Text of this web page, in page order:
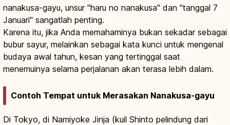
nanakusa-gayu, unsur "haru no nanakusa" dan "tanggal 7
Januari" sangatlah penting.
Karena itu, jika Anda memahaminya bukan sekadar sebagai
bubur sayur, melainkan sebagai kata kunci untuk mengenal
budaya awal tahun, kesan yang tertinggal saat
menemuinya selama perjalanan akan terasa lebih dalam.
Contoh Tempat untuk Merasakan Nanakusa-gayu
Di Tokyo, di Namiyoke Jinja (kuil Shinto pelindung dari